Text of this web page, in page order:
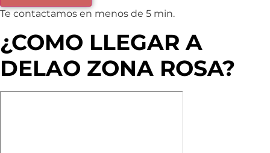
Te contactamos en menos de 5 min.
¿COMO LLEGAR A
DELAO ZONA ROSA?